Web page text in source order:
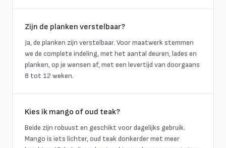
Zijn de planken verstelbaar?
Ja, de planken zijn verstelbaar. Voor maatwerk stemmen
we de complete indeling, met het aantal deuren, lades en
planken, op je wensen af, met een levertijd van doorgaans
8 tot 12 weken.
Kies ik mango of oud teak?
Beide zijn robuust en geschikt voor dagelijks gebruik.
Mango is iets lichter, oud teak donkerder met meer